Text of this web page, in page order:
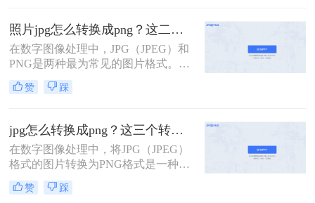
明度和丰富的颜色深度著称，特别适
合用于需要高质量图像和透明背景的
场景。在某些情况下，我们可能需要
将JPG图片转换为PNG格式，以满足
特定的设计或展示需求。那么jpg如何
转png格式呢？本文将介绍几种实现
照片jpg怎么转换成png？这二个实用方法教会你！
在数字图像处理中，JPG（JPEG）和
PNG是两种最为常见的图片格式。
JPG以其高效的压缩率和适中的文件
大小广泛应用于网络图片和照片存
明背景和更高的色彩深度受到设计师
和网页开发者的青睐。有时候，我们
可能需要将JPG照片转换成PNG格式
以满足特定的需求。那么照片jpg怎么
转换成png呢？本文将介绍几种简单
有效的方法来实现JPG到PNG的转
赞 踩
jpg怎么转换成png？这三个转换方法教会你！
在数字图像处理中，将JPG（JPEG）
格式的图片转换为PNG格式是一种常
见的需求。JPG因其高效的压缩算法
而广泛用于存储和传输照片，但它在
赞 踩